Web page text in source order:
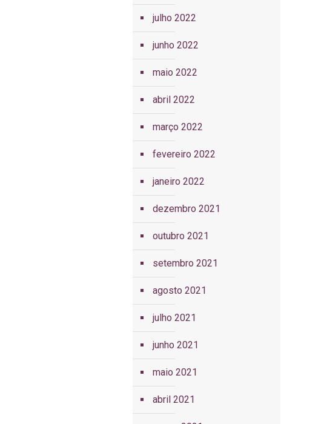
julho 2022
junho 2022
maio 2022
abril 2022
março 2022
fevereiro 2022
janeiro 2022
dezembro 2021
outubro 2021
setembro 2021
agosto 2021
julho 2021
junho 2021
maio 2021
abril 2021